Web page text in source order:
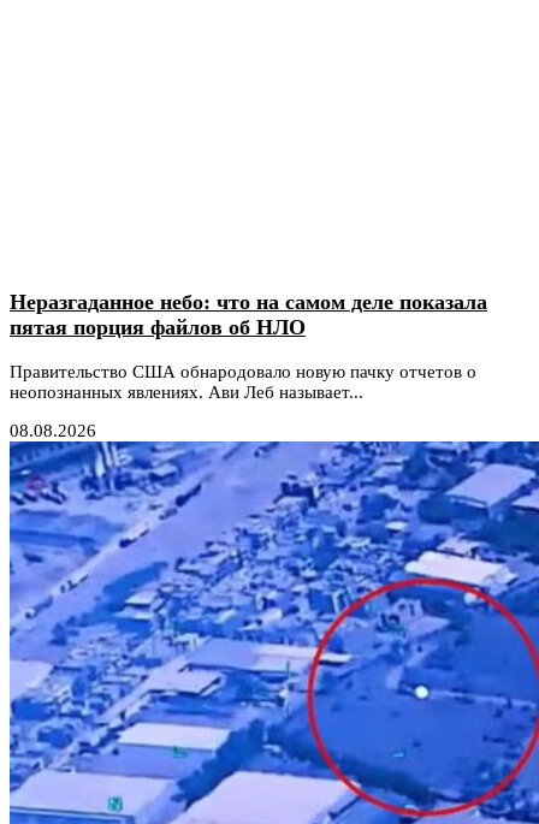
Неразгаданное небо: что на самом деле показала
пятая порция файлов об НЛО
Правительство США обнародовало новую пачку отчетов о
неопознанных явлениях. Ави Леб называет...
08.08.2026